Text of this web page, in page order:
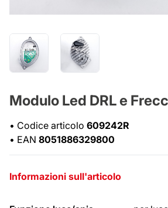
Modulo Led DRL e
• Codice articolo 609242R
• EAN 8051886329800
Informazioni sull'articolo